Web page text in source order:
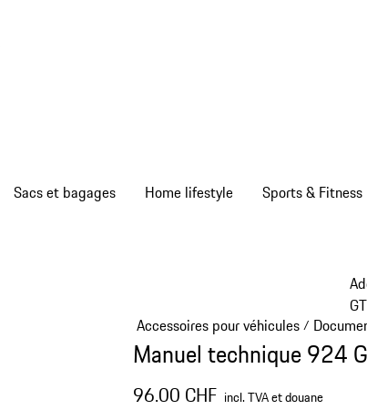
Sacs et bagages Home lifestyle Sports & Fitness
Accessoires pour véhicules/
Manuel technique 924
96.00 CHF incl. TVA et douane